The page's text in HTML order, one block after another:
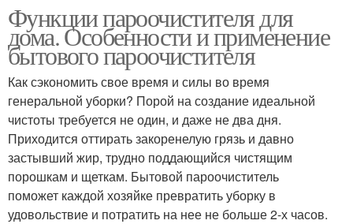
Функции пароочистителя для
дома. Особенности и применение
бытового пароочистителя
Как сэкономить свое время и силы во время
генеральной уборки? Порой на создание идеальной
чистоты требуется не один, и даже не два дня.
Приходится оттирать закоренелую грязь и давно
застывший жир, трудно поддающийся чистящим
порошкам и щеткам. Бытовой пароочиститель
поможет каждой хозяйке превратить уборку в
удовольствие и потратить на нее не больше 2-х часов.